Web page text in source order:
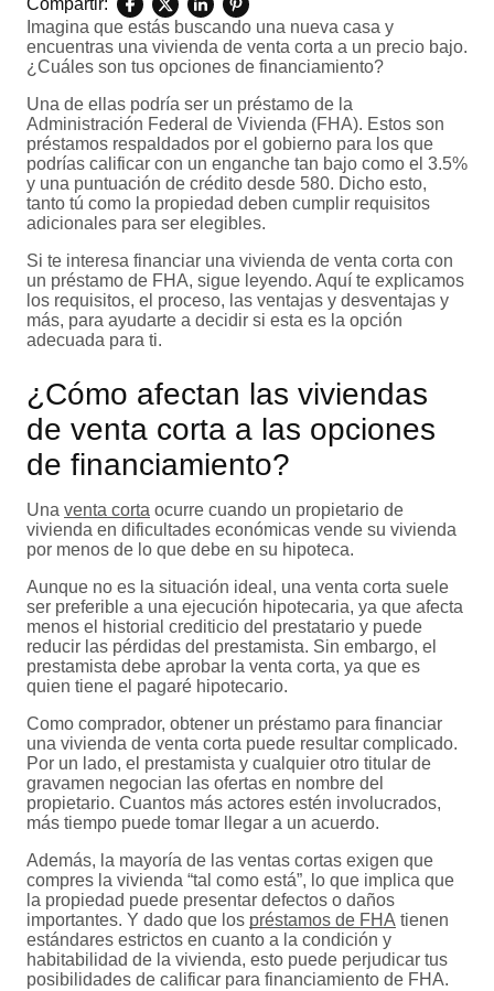
Compartir:
Imagina que estás buscando una nueva casa y
encuentras una vivienda de venta corta a un precio bajo.
¿Cuáles son tus opciones de financiamiento?
Una de ellas podría ser un préstamo de la
Administración Federal de Vivienda (FHA). Estos son
préstamos respaldados por el gobierno para los que
podrías calificar con un enganche tan bajo como el 3.5%
y una puntuación de crédito desde 580. Dicho esto,
tanto tú como la propiedad deben cumplir requisitos
adicionales para ser elegibles.
Si te interesa financiar una vivienda de venta corta con
un préstamo de FHA, sigue leyendo. Aquí te explicamos
los requisitos, el proceso, las ventajas y desventajas y
más, para ayudarte a decidir si esta es la opción
adecuada para ti.
¿Cómo afectan las viviendas
de venta corta a las opciones
de financiamiento?
Una venta corta ocurre cuando un propietario de
vivienda en dificultades económicas vende su vivienda
por menos de lo que debe en su hipoteca.
Aunque no es la situación ideal, una venta corta suele
ser preferible a una ejecución hipotecaria, ya que afecta
menos el historial crediticio del prestatario y puede
reducir las pérdidas del prestamista. Sin embargo, el
prestamista debe aprobar la venta corta, ya que es
quien tiene el pagaré hipotecario.
Como comprador, obtener un préstamo para financiar
una vivienda de venta corta puede resultar complicado.
Por un lado, el prestamista y cualquier otro titular de
gravamen negocian las ofertas en nombre del
propietario. Cuantos más actores estén involucrados,
más tiempo puede tomar llegar a un acuerdo.
Además, la mayoría de las ventas cortas exigen que
compres la vivienda “tal como está”, lo que implica que
la propiedad puede presentar defectos o daños
importantes. Y dado que los préstamos de FHA tienen
estándares estrictos en cuanto a la condición y
habitabilidad de la vivienda, esto puede perjudicar tus
posibilidades de calificar para financiamiento de FHA.